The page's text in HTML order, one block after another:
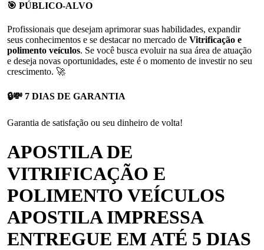
🎯 PÚBLICO-ALVO
Profissionais que desejam aprimorar suas habilidades, expandir
seus conhecimentos e se destacar no mercado deVitrificação e
polimento veículos. Se você busca evoluir na sua área de atuação
e deseja novas oportunidades, este é o momento de investir no seu
crescimento. 🚀
🔒💸 7 DIAS DE GARANTIA
Garantia de satisfação ou seu dinheiro de volta!
APOSTILA DE
VITRIFICAÇÃO E
POLIMENTO VEÍCULOS
APOSTILA IMPRESSA
ENTREGUE EM ATÉ 5 DIAS